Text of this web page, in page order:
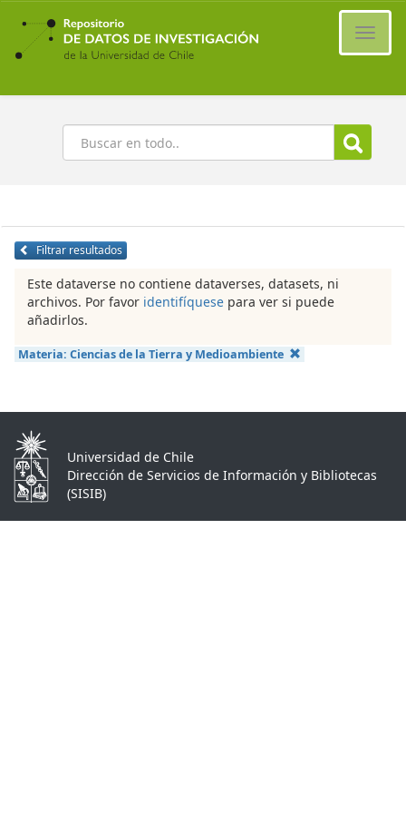
Ir
contenido
principal
Buscar
Filtrar resultados
Este dataverse no contiene dataverses, datasets, ni
archivos. Por favor identifíquese para ver si puede
añadirlos.
Materia: Ciencias de la Tierra y Medioambiente
Universidad de Chile
Dirección de Servicios de Información y Bibliotecas
(SISIB)